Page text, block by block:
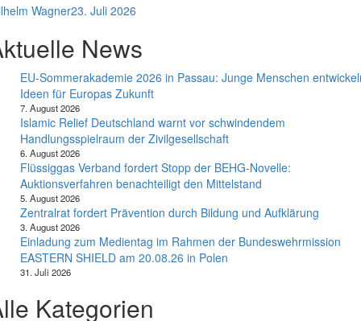
Wagner23. Juli 2026
News
EU-Sommerakademie 2026 in Passau: Junge Menschen
Ideen für Europas Zukunft
7. August 2026
Islamic Relief Deutschland warnt vor schwindendem
Handlungsspielraum der Zivilgesellschaft
6. August 2026
Flüssiggas Verband fordert Stopp der BEHG-Novelle:
Auktionsverfahren benachteiligt den Mittelstand
5. August 2026
Zentralrat fordert Prävention durch Bildung und Aufklärung
3. August 2026
Einladung zum Medientag im Rahmen der Bundeswehrmission
EASTERN SHIELD am 20.08.26 in Polen
31. Juli 2026
Kategorien